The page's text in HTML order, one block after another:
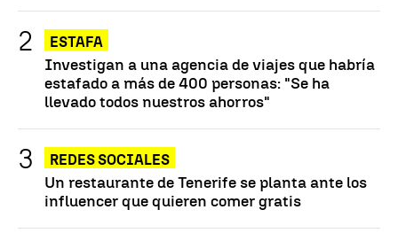
ESTAFA
Investigan a una agencia de viajes que habría
estafado a más de 400 personas: "Se ha
llevado todos nuestros ahorros"
REDES SOCIALES
Un restaurante de Tenerife se planta ante los
influencer que quieren comer gratis